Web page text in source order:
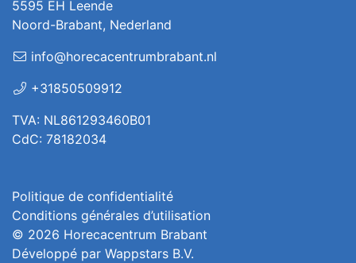
5595 EH Leende
Noord-Brabant, Nederland
info@horecacentrumbrabant.nl
+31850509912
TVA: NL861293460B01
CdC: 78182034
Politique de confidentialité
Conditions générales d’utilisation
© 2026 Horecacentrum Brabant
Développé par Wappstars B.V.